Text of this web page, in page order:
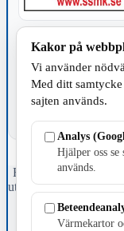
TILLVERKNING
Fristående
ut tidningen
april 2026
Kakor på
Vi använder
Med ditt
sajten används.
Analys
Hjälper oss
används.
Värmekartor